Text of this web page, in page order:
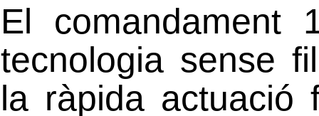
El comandament
tecnologia sense
la ràpida actuació